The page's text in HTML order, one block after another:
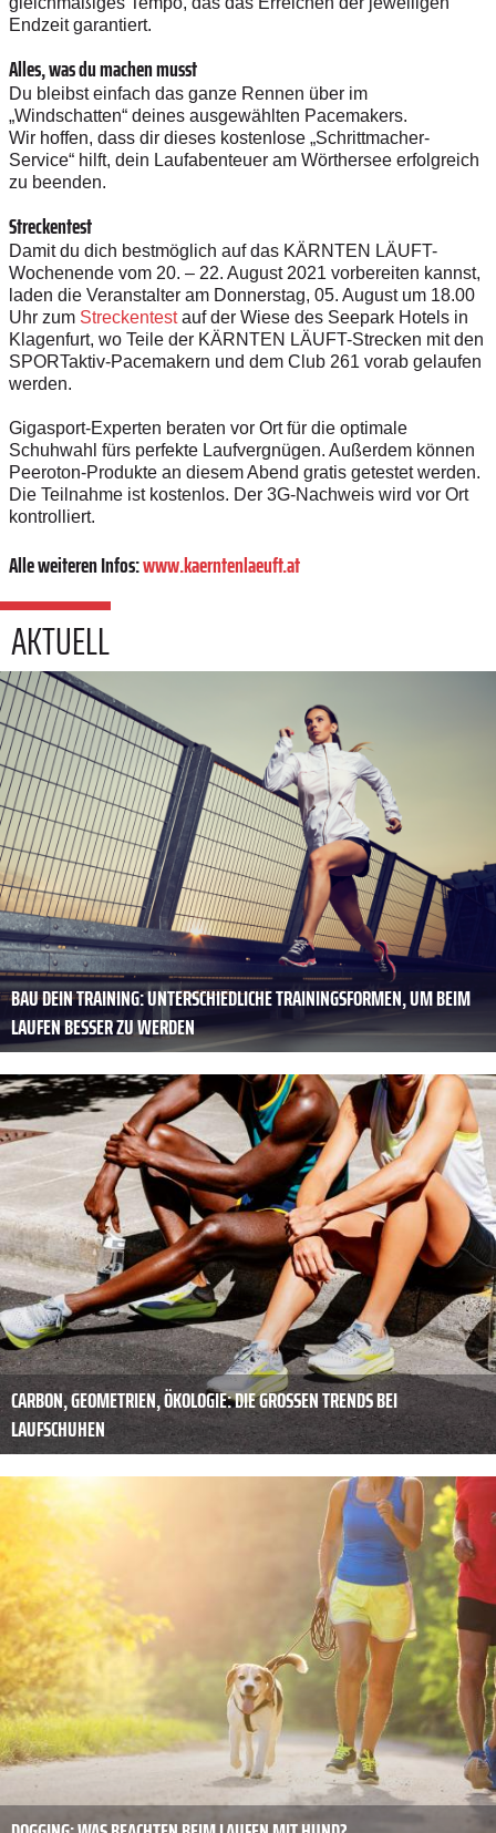
Endzeit garantiert.
Alles, was du machen musst
Du bleibst einfach das ganze Rennen über im
„Windschatten“ deines ausgewählten Pacemakers.
Wir hoffen, dass dir dieses kostenlose „Schrittmacher-
Service“ hilft, dein Laufabenteuer am Wörthersee erfolgreich
zu beenden.
Streckentest
Damit du dich bestmöglich auf das KÄRNTEN LÄUFT-
Wochenende vom 20. – 22. August 2021 vorbereiten kannst,
laden die Veranstalter am Donnerstag, 05. August um 18.00
Uhr zum Streckentestauf der Wiese des Seepark Hotels in
Klagenfurt, wo Teile der KÄRNTEN LÄUFT-Strecken mit den
SPORTaktiv-Pacemakern und dem Club 261 vorab gelaufen
werden.
Gigasport-Experten beraten vor Ort für die optimale
Schuhwahl fürs perfekte Laufvergnügen. Außerdem können
Peeroton-Produkte an diesem Abend gratis getestet werden.
Die Teilnahme ist kostenlos. Der 3G-Nachweis wird vor Ort
kontrolliert.
Alle weiteren Infos:www.kaerntenlaeuft.at
AKTUELL
BAU DEIN TRAINING: UNTERSCHIEDLICHE TRAININGSFORMEN, UM BEIM
LAUFEN BESSER ZU WERDEN
CARBON, GEOMETRIEN, ÖKOLOGIE: DIE GROSSEN TRENDS BEI L
AUFSCHUHEN